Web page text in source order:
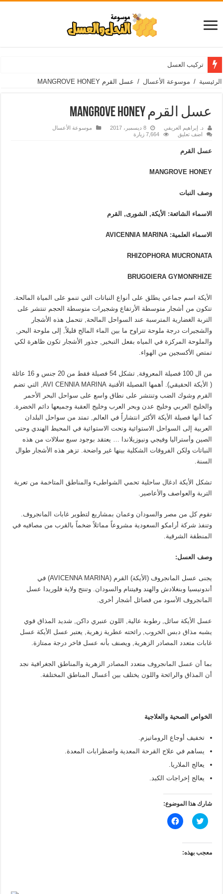
تركيب العسل
الرئيسية / موسوعة الأعسال / عسل القرم MANGROVE HONEY
عسل القرم MANGROVE HONEY
د. إبراهيم العريفي 8 ديسمبر، 2017
موسوعة الأعسال
اضف تعليق
7,664 زيارة
عسل القرم
MANGROVE HONEY
وصف النبات
الاسماء الشائعة: الأيكة, الشورى, القرم
الاسماء العلمية:AVICENNIA MARINA
RHIZOPHORA MUCRONATA
BRUGOIERA GYMONRHIZE
الأيكة اسم جماعي يطلق على أنواع النباتات التي تنمو على المياة المالحة.
تتكون من أشجار متوسطة الأرتفاع وشجيرات متوسطة الحجم تنتشر على
التربة الغضارية المترسبة عند السواحل المالحة, تتحمل هذه الأشجار
والشجيرات درجة ملوحة تتراوح ما بين الماء المالح قليلاً, إلى ملوحة البحر,
والملوحة المركزة في المياه بفعل التبخير, جذور الأشجار تكون ظاهرة لكي
تمتص الأكسجين من الهواء.
من ال 100 فصيلة المعروفة, تشكل 54 فصيلة فقط من 20 جنس و 16 عائلة
( الأيكة الحقيقي). أهمها الفصيلة الأقنية AVI CENNIA MARINA, التي تضم
القرم وشوك الضب وتنتشر على نطاق واسع على سواحل البحر الأحمر
والخليج العربي وخليج عدن وبحر العرب وخليج العقبة وجميعها دائم الخضرة.
كما أنها فصيلة الأيكة الأكثر انتشاراً في العالم, تمتد من سواحل البلدان
العربية إلى السواحل الاستوائية وتحت الاستوائية في المحيط الهندي وحتى
الصين وأستراليا وفيجي ونيوزيلاندا … يعتقد بوجود سبع سلالات من هذه
النباتات ولكن الفروقات الشكلية بينها غير واضحة. تزهر هذه الأشجار طوال
السنة.
تشكل الأيكة ادغال ساحلية تحمي الشواطىء والمناطق المتاخمة من تعرية
التربة والعواصف والأعاصير.
تقوم كل من مصر والسودان وعمان بمشاريع لتطوير غابات المانجروف.
وتنفذ شركة أرامكو السعودية مشروعاً مماثلاً ضخماً بالقرب من مصافيه في
المنطقة الشرقية.
وصف العسل:
يجنى عسل المانجروف (الأيكة) القرم (AVICENNA MARINA) في
أندونيسيا وبنغلادش والهند وفيتنام والسودان. وتنتج ولاية فلوريدا عسل
المانجروف الأسود من فصائل أشجار أخرى.
عسل الأيكة سائل, رطوبة عالية, اللون عنبري داكن, شديد المذاق قوي
يشبه مذاق دبس الخروب, رائحته عطرية زهرية, يعتبر عسل الأيكة عسل
غابات متعدد المصادر الزهرية, ويصنف بأنه عسل فاخر درجة ممتازة.
بما أن عسل المانجروف متعدد المصادر الزهرية والمناطق الجغرافية نجد
أن المذاق والرائحة واللون يختلف بين أعسال المناطق المختلفة.
الخواص الصحية والعلاجية
تخفيف أوجاع الروماتيزم.
يساهم في علاج القرحة المعدية واضطرابات المعدة.
يعالج الملاريا.
يعالج إخراجات الكبد.
شارك هذا الموضوع:
ا
ض
ل
ل
م
ا
ن
معجب بهذه: